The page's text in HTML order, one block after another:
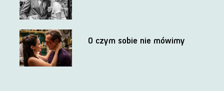
O czym sobie nie mówimy